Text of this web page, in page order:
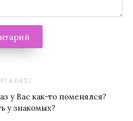
в 04:57
у Вас как-то поменялся?
у знакомых?